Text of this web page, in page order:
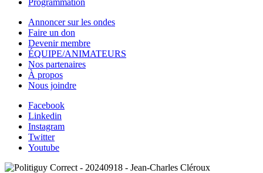
Programmation
Annoncer sur les ondes
Faire un don
Devenir membre
ÉQUIPE/ANIMATEURS
Nos partenaires
À propos
Nous joindre
Facebook
Linkedin
Instagram
Twitter
Youtube